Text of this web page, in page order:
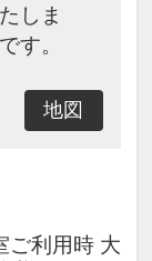
しま
す。
地図
ご利用時 大